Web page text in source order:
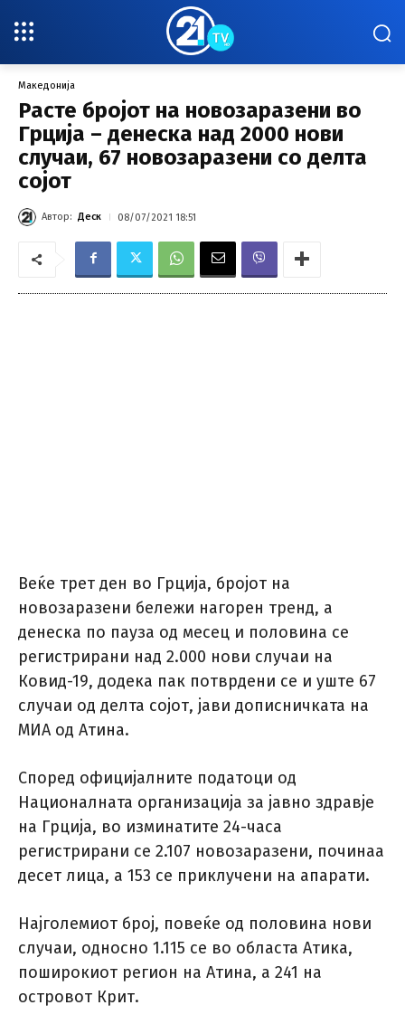
Македонија
Расте бројот на новозаразени во
Грција – денеска над 2000 нови
случаи, 67 новозаразени со делта
сојот
Автор: Деск 08/07/2021 18:51
Веќе трет ден во Грција, бројот на
новозаразени бележи нагорен тренд, а
денеска по пауза од месец и половина се
регистрирани над 2.000 нови случаи на
Ковид-19, додека пак потврдени се и уште 67
случаи од делта сојот, јави дописничката на
МИА од Атина.
Според официјалните податоци од
Националната организација за јавно здравје
на Грција, во изминатите 24-часа
регистрирани се 2.107 новозаразени, починаа
десет лица, а 153 се приклучени на апарати.
Најголемиот број, повеќе од половина нови
случаи, односно 1.115 се во областа Атика,
поширокиот регион на Атина, а 241 на
островот Крит.